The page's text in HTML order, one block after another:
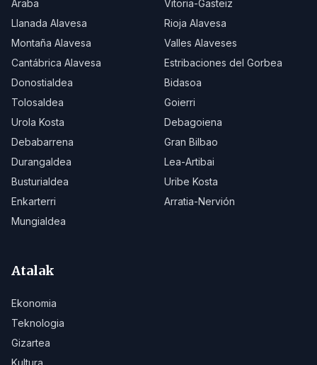
Araba
Vitoria-Gasteiz
Llanada Alavesa
Rioja Alavesa
Montaña Alavesa
Valles Alaveses
Cantábrica Alavesa
Estribaciones del Gorbea
Donostialdea
Bidasoa
Tolosaldea
Goierri
Urola Kosta
Debagoiena
Debabarrena
Gran Bilbao
Durangaldea
Lea-Artibai
Busturialdea
Uribe Kosta
Enkarterri
Arratia-Nervión
Mungialdea
Atalak
Ekonomia
Teknologia
Gizartea
Kultura